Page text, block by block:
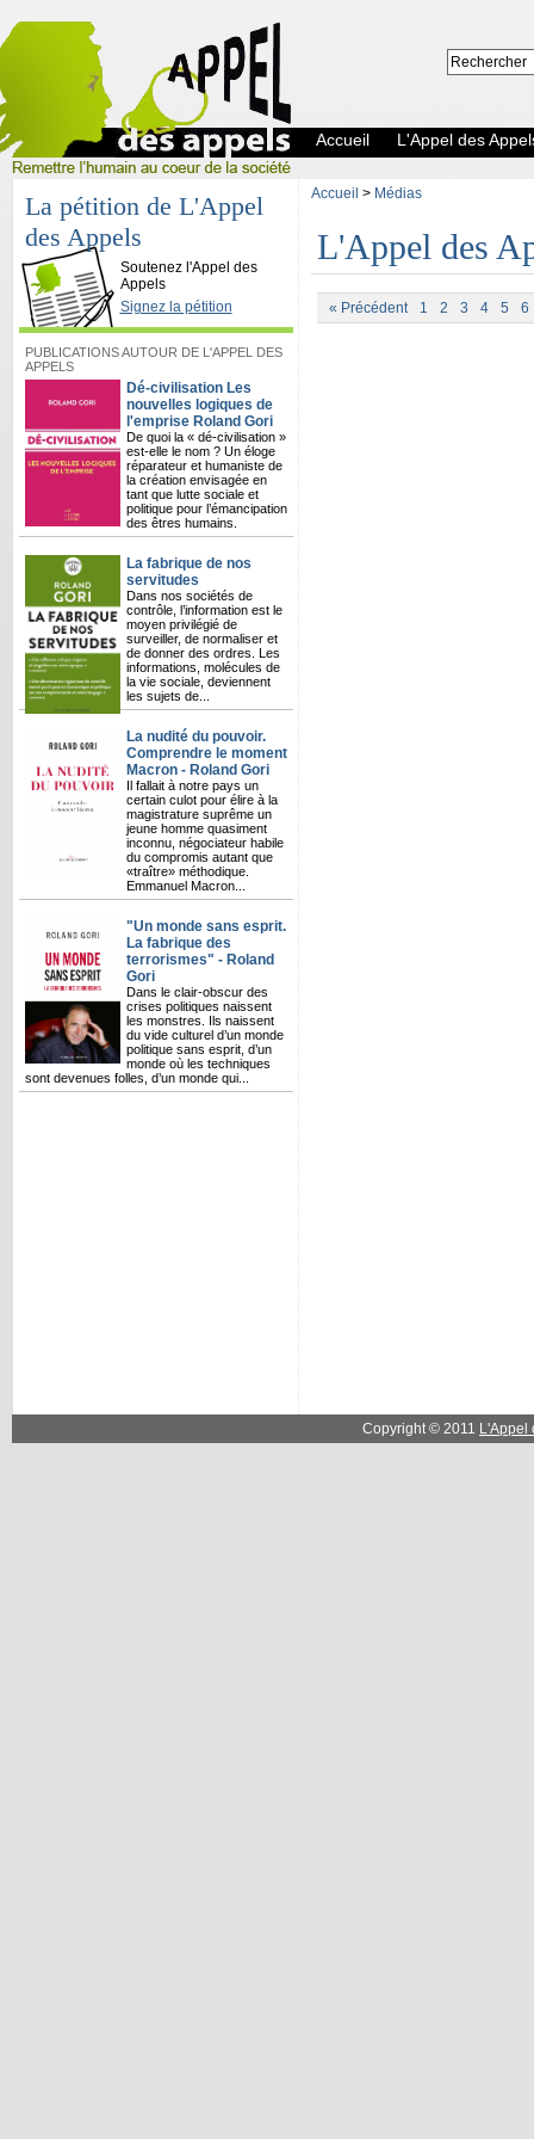
L'Appel des Appels
Accueil L'Appel des
La pétition de L'Appel
des Appels
Soutenez l'Appel des
Appels
Signez la pétition
PUBLICATIONS AUTOUR DE L'APPEL DES
APPELS
Dé-civilisation Les
nouvelles logiques de
l'emprise Roland Gori
De quoi la « dé-civilisation »
est-elle le nom ? Un éloge
réparateur et humaniste de
la création envisagée en
tant que lutte sociale et
politique pour l’émancipation
des êtres humains.
La fabrique de nos
servitudes
Dans nos sociétés de
contrôle, l’information est le
moyen privilégié de
surveiller, de normaliser et
de donner des ordres. Les
informations, molécules de
la vie sociale, deviennent
les sujets de...
La nudité du pouvoir.
Comprendre le moment
Macron - Roland Gori
Il fallait à notre pays un
certain culot pour élire à la
magistrature suprême un
jeune homme quasiment
inconnu, négociateur habile
du compromis autant que
«traître» méthodique.
Emmanuel Macron...
"Un monde sans esprit.
La fabrique des
terrorismes" - Roland
Gori
Dans le clair-obscur des
crises politiques naissent
les monstres. Ils naissent
du vide culturel d’un monde
politique sans esprit, d’un
monde où les techniques
sont devenues folles, d’un monde qui...
Accueil > Médias
L'Appel des
« Précédent 1 2 3 4 5 6
Copyright © 2011 L'Appel